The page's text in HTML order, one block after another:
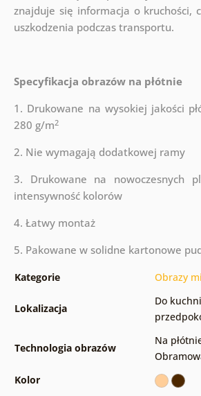
znajduje się informacja o kruchości,
uszkodzenia podczas transportu.
Specyfikacja obrazów na płótnie
1. Drukowane na wysokiej jakości
280 g/m2
2. Nie wymagają dodatkowej ramy
3. Drukowane na nowoczesnych
intensywność kolorów
4. Łatwy montaż
5. Pakowane w solidne kartonowe
Kategorie Obrazy
Lokalizacja
Do kuchni
Technologia obrazów
Na
Kolor